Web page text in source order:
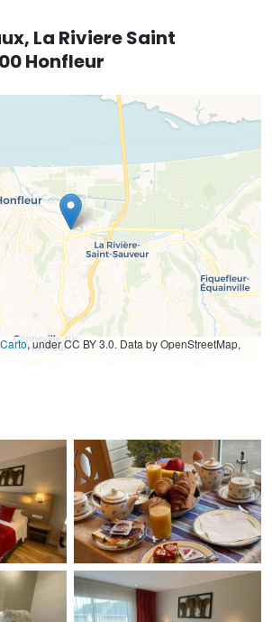
La Riviere Saint
Honfleur
Carto, under CC BY 3.0. Data by OpenStreetMap,